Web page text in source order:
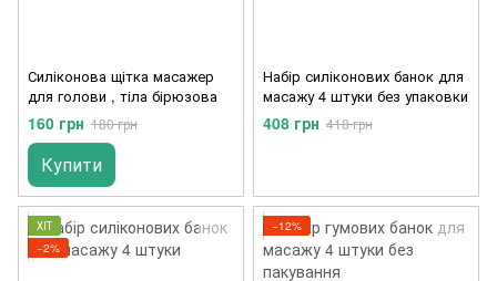
Силіконова щітка масажер
для голови , тіла бірюзова
160 грн 180 грн
Купити
Набір силіконових банок для
масажу 4 штуки без упаковки
408 грн 418 грн
ХІТ
−2%
−12%